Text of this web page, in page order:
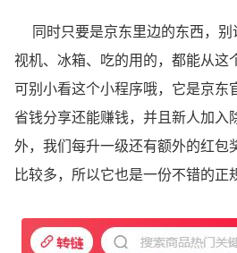
同时只要是京东里边的东西，别
视机、冰箱、吃的用的，都能从这
可别小看这个小程序哦，它是京东
省钱分享还能赚钱，并且新人加入
外，我们每升一级还有额外的红包
比较多，所以它也是一份不错的正